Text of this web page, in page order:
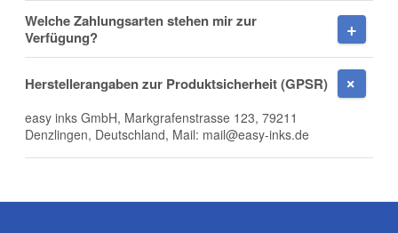
Firma
Welche Zahlungsarten stehen mir zur
Verfügung?
Herstellerangaben zur Produktsicherheit (GPSR)
easy inks GmbH, Markgrafenstrasse 123, 79211
Denzlingen, Deutschland, Mail: mail@easy-inks.de